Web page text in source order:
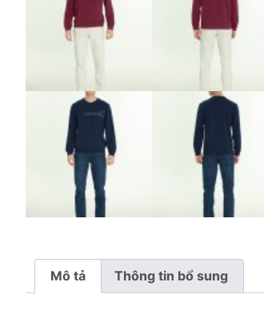
Mô tả Thông tin bổ sung